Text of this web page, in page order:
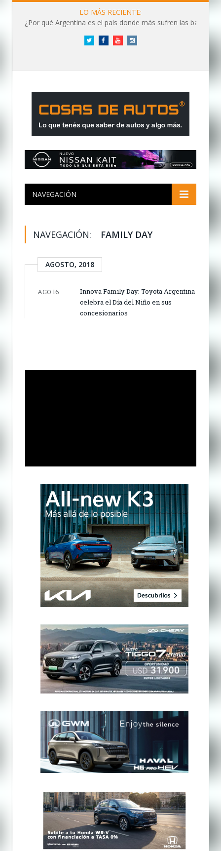
LO MÁS RECIENTE:
¿Por qué Argentina es el país donde más sufren las baterías?
Twitter FacebookYouTubeInstagram
NAVEGACIÓN
NAVEGACIÓN: FAMILY DAY
AGOSTO, 2018
AGO 16
Innova Family Day: Toyota Argentina
celebra el Día del Niño en sus
concesionarios